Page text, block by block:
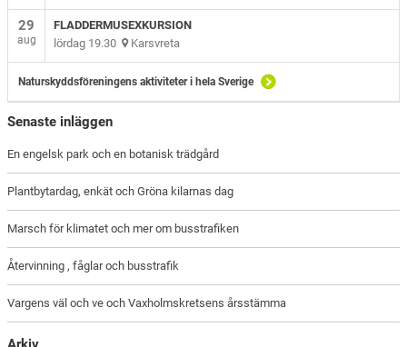
29
aug
FLADDERMUSEXKURSION
lördag 19.30 Karsvreta
Naturskyddsföreningens aktiviteter i hela Sverige
Senaste inläggen
En engelsk park och en botanisk trädgård
Plantbytardag, enkät och Gröna kilarnas dag
Marsch för klimatet och mer om busstrafiken
Återvinning , fåglar och busstrafik
Vargens väl och ve och Vaxholmskretsens årsstämma